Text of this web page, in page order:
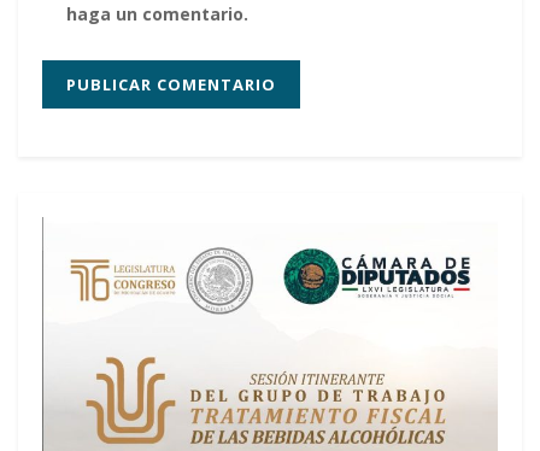
haga un comentario.